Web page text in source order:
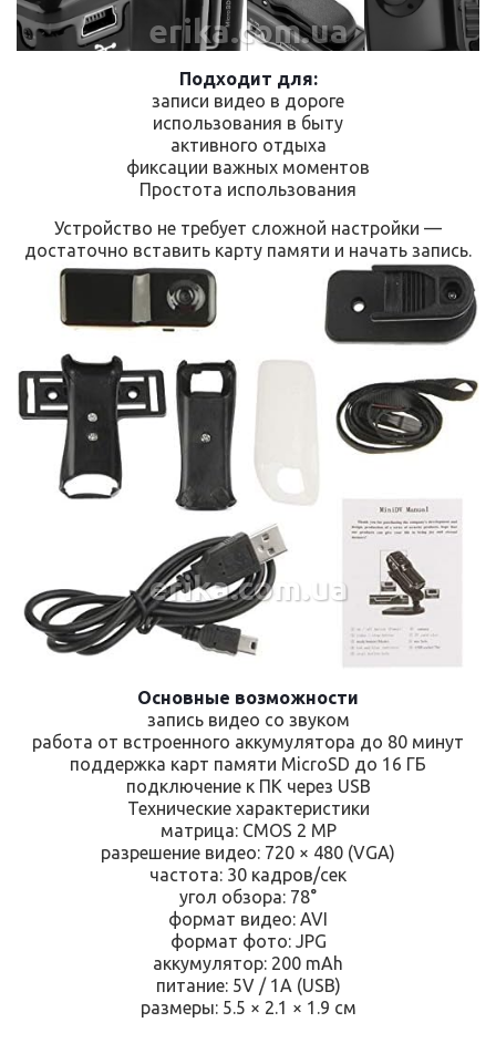
erika.com.ua
Подходит для:
записи видео в дороге
использования в быту
активного отдыха
фиксации важных моментов
Простота использования
Устройство не требует сложной настройки —
достаточно вставить карту памяти и начать запись.
erika.com.ua
Основные возможности
запись видео со звуком
работа от встроенного аккумулятора до 80 минут
поддержка карт памяти MicroSD до 16 ГБ
подключение к ПК через USB
Технические характеристики
матрица: CMOS 2 MP
разрешение видео: 720 × 480 (VGA)
частота: 30 кадров/сек
угол обзора: 78°
формат видео: AVI
формат фото: JPG
аккумулятор: 200 mAh
питание: 5V / 1A (USB)
размеры: 5.5 × 2.1 × 1.9 см